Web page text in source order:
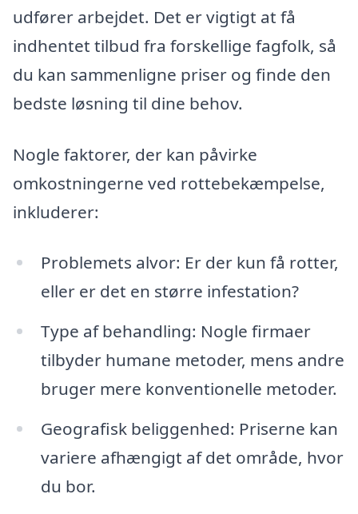
udfører arbejdet. Det er vigtigt at få
indhentet tilbud fra forskellige fagfolk, så
du kan sammenligne priser og finde den
bedste løsning til dine behov.
Nogle faktorer, der kan påvirke
omkostningerne ved rottebekæmpelse,
inkluderer:
Problemets alvor: Er der kun få rotter,
eller er det en større infestation?
Type af behandling: Nogle firmaer
tilbyder humane metoder, mens andre
bruger mere konventionelle metoder.
Geografisk beliggenhed: Priserne kan
variere afhængigt af det område, hvor
du bor.